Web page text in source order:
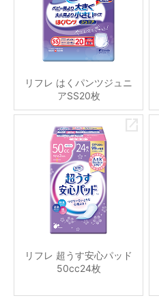
リフレ はくパンツジュニ
アSS20枚
リフレ 超うす安心パッド
50cc24枚